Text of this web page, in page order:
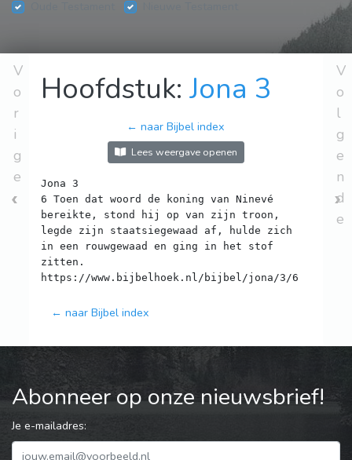
V
o
r
i
g
e
Hoofdstuk:Jona 3
← naar Bijbel index
Lees weergave openen
Jona 3
6 Toen dat woord de koning van Ninevé
bereikte, stond hij op van zijn troon,
legde zijn staatsiegewaad af, hulde zich
in een rouwgewaad en ging in het stof
zitten.
← naar Bijbel index
V
o
l
g
e
n
d
e
Abonneer op onze nieuwsbrief!
Je e-mailadres: